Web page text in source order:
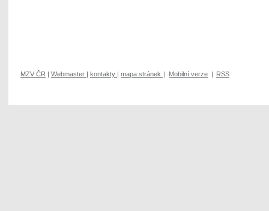
MZV ČR | Webmaster | kontakty | mapa stránek | Mobilní verze | RSS